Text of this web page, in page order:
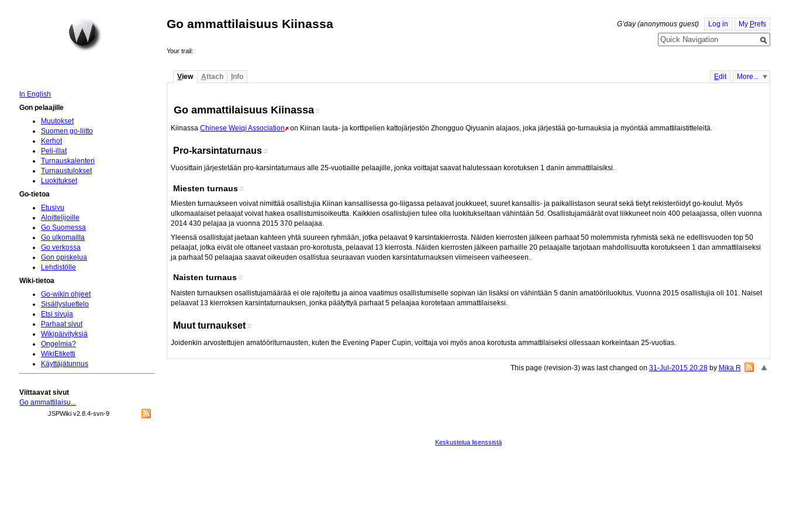
G’day (anonymous guest) Log in My Prefs
Go ammattilaisuus Kiinassa
Your trail:
Edit More...
View Attach Info
Go ammattilaisuus Kiinassa #
KiinassaChinese Weiqi Association on Kiinan lauta- ja korttipelien kattojärjestön Zhongguo Qiyuanin alajaos, joka järjestää go-turnauksia ja myöntää ammattilaistitteleitä.
Pro-karsintaturnaus #
Vuosittain järjestetään pro-karsintaturnaus alle 25-vuotiaille pelaajille, jonka voittajat saavat halutessaan korotuksen 1 danin ammattilaisiksi.
Miesten turnaus #
Miesten turnaukseen voivat nimittää osallistujia Kiinan kansallisessa go-liigassa pelaavat joukkueet, suuret kansallis- ja paikallistason seurat sekä tietyt rekisteröidyt go-koulut. Myös
ulkomaalaiset pelaajat voivat hakea osallistumisoikeutta. Kaikkien osallistujien tulee olla luokitukseltaan vähintään 5d. Osallistujamäärät ovat liikkuneet noin 400 pelaajassa, ollen vuonna
2014 430 pelajaa ja vuonna 2015 370 pelaajaa.
Yleensä osallistujat jaetaan kahteen yhtä suureen ryhmään, jotka pelaavat 9 karsintakierrosta. Näiden kierrosten jälkeen parhaat 50 molemmista ryhmistä sekä ne edellisvuoden top 50
pelaajat, jotka eivät ole ottaneet vastaan pro-korotusta, pelaavat 13 kierrosta. Näiden kierrosten jälkeen parhaille 20 pelaajalle tarjotaan mahdollisuutta korotukseen 1 dan ammattilaiseksi
ja parhaat 50 pelaajaa saavat oikeuden osallistua seuraavan vuoden karsintaturnauksen viimeiseen vaiheeseen.
Naisten turnaus #
Naisten turnauksen osallistujamäärää ei ole rajoitettu ja ainoa vaatimus osallistumiselle sopivan iän lisäksi on vähintään 5 danin amatööriluokitus. Vuonna 2015 osallistujia oli 101. Naiset
pelaavat 13 kierroksen karsintaturnauksen, jonka päätyttyä parhaat 5 pelaajaa korotetaan ammattilaiseksi.
Muut turnaukset #
Joidenkin arvostettujen amatööriturnausten, kuten the Evening Paper Cupin, voittaja voi myös anoa korotusta ammattilaiseksi ollessaan korkeintaan 25-vuotias.
This page (revision-3) was last changed on 31-Jul-2015 20:28by Mika R
In English
Gon pelaajille
Muutokset
Suomen go-liitto
Kerhot
Peli-illat
Turnauskalenteri
Turnaustulokset
Luokitukset
Go-tietoa
Etusivu
Aloittelijoille
Go Suomessa
Go ulkomailla
Go verkossa
Gon opiskelua
Lehdistölle
Wiki-tietoa
Go-wikin ohjeet
Sisällysluettelo
Etsi sivuja
Parhaat sivut
Wikipäivityksiä
Ongelmia?
WikiEtiketti
Käyttäjätunnus
Viittaavat sivut
Go ammattilaisu...
JSPWiki v2.8.4-svn-9
Keskustelua lisenssistä